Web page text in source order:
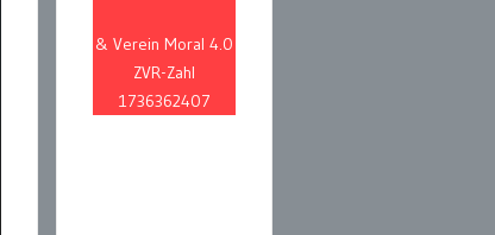
& Verein Moral 4.0
ZVR-Zahl
1736362407